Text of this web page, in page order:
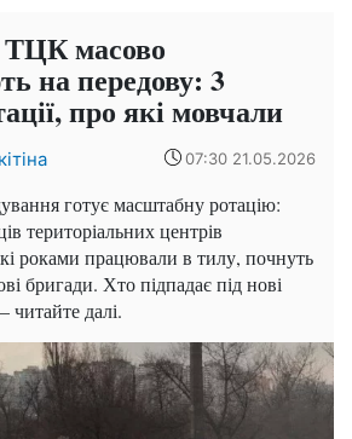
ТЦК масово
на передову: 3
про які мовчали
07:30 21.05.2026
готує масштабну ротацію:
територіальних центрів
роками працювали в тилу, почнуть
бригади. Хто підпадає під нові
далі.